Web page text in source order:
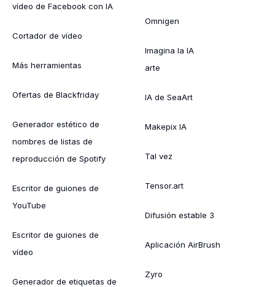
vídeo de Facebook con IA
Cortador de vídeo
Más herramientas
Ofertas de Blackfriday
Generador estético de
nombres de listas de
reproducción de Spotify
Escritor de guiones de
YouTube
Escritor de guiones de
vídeo
Generador de etiquetas de
Omnigen
Imagina la IA
arte
IA de SeaArt
Makepix IA
Tal vez
Tensor.art
Difusión estable 3
Aplicación AirBrush
Zyro